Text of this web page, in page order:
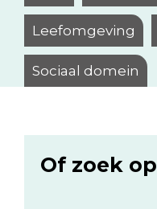
Leefomgeving
Sociaal domein
Of zoek op